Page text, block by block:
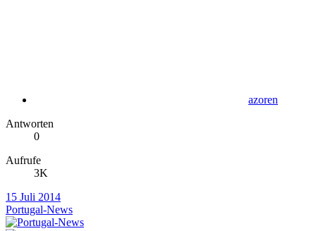
azoren
Antworten
0
Aufrufe
3K
15 Juli 2014
Portugal-News